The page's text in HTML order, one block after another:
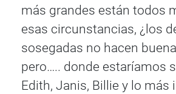
más grandes están todos
esas circunstancias, ¿los
sosegadas no hacen
pero….. donde estaríamos
Edith, Janis, Billie y lo más